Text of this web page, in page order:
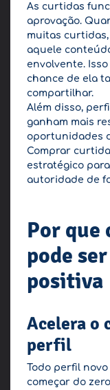
As curtidas
aprovação.
muitas
aquele
envolvente.
chance de ela
compartilhar.
Além disso,
ganham mais
oportunidades
Comprar
estratégico
autoridade de
Por
pode
positiva
Acelera o
perfil
Todo perfil
começar do